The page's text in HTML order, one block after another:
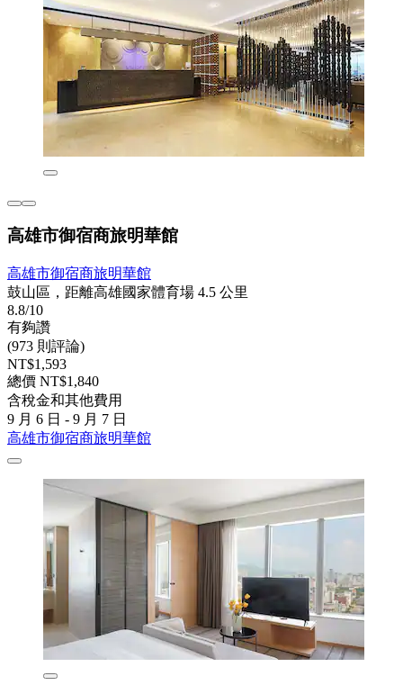
高雄市御宿商旅明華館
高雄市御宿商旅明華館
鼓山區，距離高雄國家體育場 4.5 公里
8.8/10
有夠讚
(973 則評論)
NT$1,593
總價 NT$1,840
含稅金和其他費用
9 月 6 日 - 9 月 7 日
高雄市御宿商旅明華館